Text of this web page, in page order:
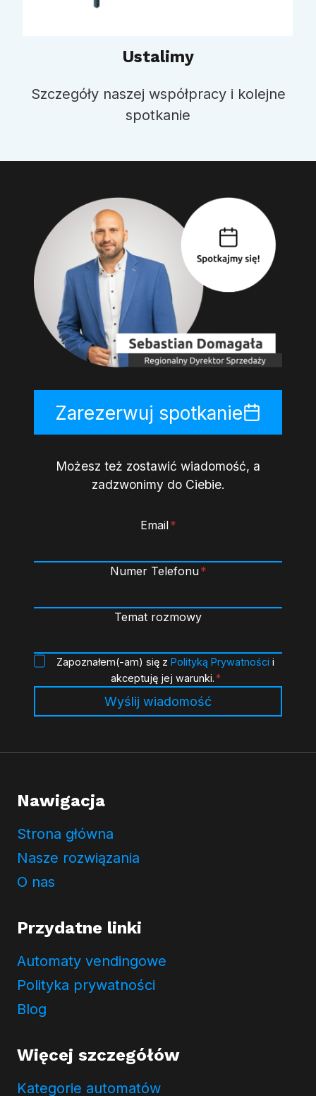
Ustalimy
Szczegóły naszej współpracy i kolejne
spotkanie
Zarezerwuj spotkanie
Możesz też zostawić wiadomość, a
zadzwonimy do Ciebie.
Email*
Numer Telefonu*
Temat rozmowy
P
i
y
P
y
w
t
o
c
Zapoznałem(-am) się z Polityką Prywatności i
akceptuję jej warunki.*
Wyślij wiadomość
Nawigacja
Strona główna
Nasze rozwiązania
O nas
Przydatne linki
Automaty vendingowe
Polityka prywatności
Blog
Więcej szczegółów
Kategorie automatów